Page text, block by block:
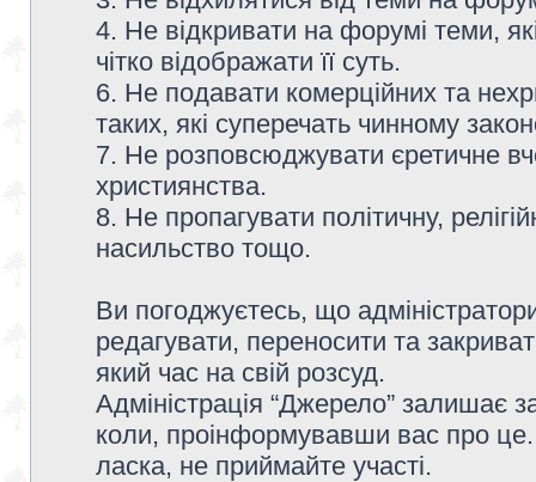
4. Не відкривати на форумі теми,
чітко відображати її суть.
6. Не подавати комерційних та
таких, які суперечать чинному
7. Не розповсюджувати єретичне
християнства.
8. Не пропагувати політичну,
насильство тощо.
Ви погоджуєтесь, що
редагувати, переносити та
який час на свій розсуд.
Адміністрація “Джерело” залишає
коли, проінформувавши вас про
ласка, не приймайте участі.